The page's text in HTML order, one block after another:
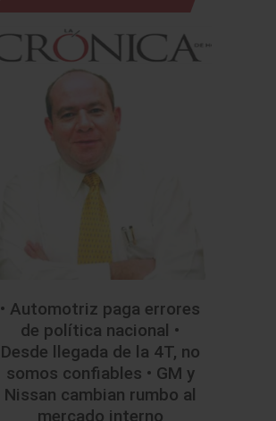
• Automotriz paga errores
de política nacional •
Desde llegada de la 4T, no
somos confiables • GM y
Nissan cambian rumbo al
mercado interno